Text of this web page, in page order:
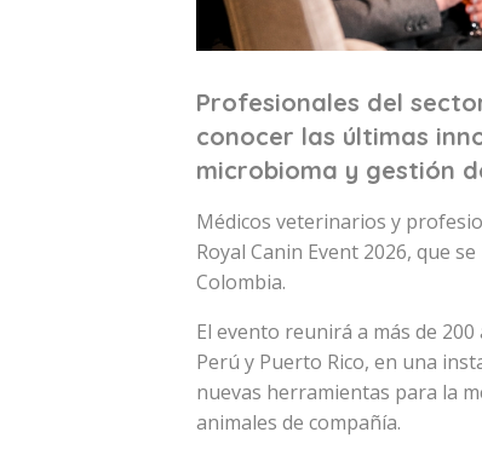
Profesionales del
conocer las últimas
microbioma y gestión
Médicos veterinarios y
Royal Canin Event 2026, que
Colombia.
El evento reunirá a más de
Perú y Puerto Rico, en una
nuevas herramientas para la
animales de compañía.